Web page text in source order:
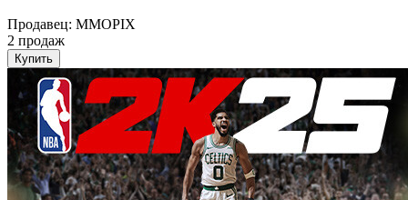
Продавец: MMOPIX
2 продаж
Купить